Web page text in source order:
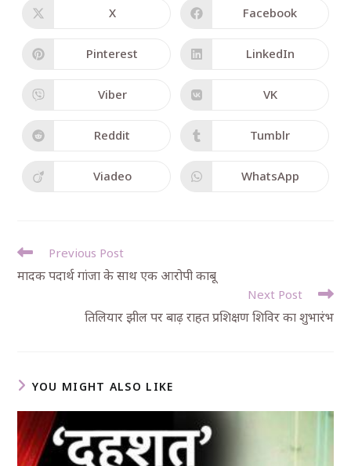
X Facebook
Pinterest LinkedIn
Viber VK
Reddit Tumblr
Viadeo WhatsApp
Previous Post
मादक पदार्थ गांजा के साथ एक आरोपी काबू
Next Post
तिलियार झील पर बाढ़ राहत प्रशिक्षण शिविर का शुभारंभ
YOU MIGHT ALSO LIKE